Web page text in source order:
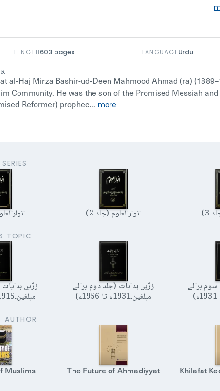
LENGTH603 pages LANGUAGEUrdu
al-Haj Mirza Bashir-ud-Deen Mahmood Ahmad (ra)
Community. He was the son of the Promised Messiah
Reformer) prophec... more
انوارالعلوم (جلد 2) 3)
TOPIC
زرّیں
مبلغین۔1915ء تا 1930ء)
زرّیں ہدایات (جلد دوم برائے
مبلغین۔1931ء تا 1956ء)
برائے
AUTHOR
Muslims The Future of Ahmadiyyat
Khilafat